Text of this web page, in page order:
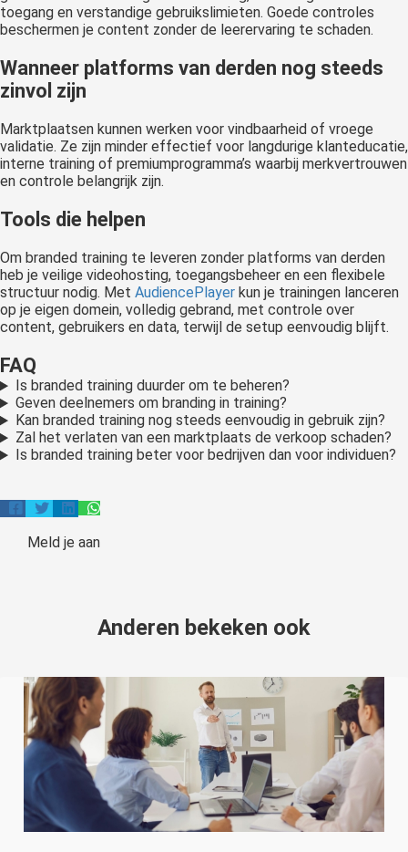
toegang en verstandige gebruikslimieten. Goede controles
beschermen je content zonder de leerervaring te schaden.
Wanneer platforms van derden nog steeds
zinvol zijn
Marktplaatsen kunnen werken voor vindbaarheid of vroege
validatie. Ze zijn minder effectief voor langdurige klanteducatie,
interne training of premiumprogramma’s waarbij merkvertrouwen
en controle belangrijk zijn.
Tools die helpen
Om branded training te leveren zonder platforms van derden
heb je veilige videohosting, toegangsbeheer en een flexibele
structuur nodig. Met AudiencePlayer kun je trainingen lanceren
op je eigen domein, volledig gebrand, met controle over
content, gebruikers en data, terwijl de setup eenvoudig blijft.
FAQ
Is branded training duurder om te beheren?
Geven deelnemers om branding in training?
Kan branded training nog steeds eenvoudig in gebruik zijn?
Zal het verlaten van een marktplaats de verkoop schaden?
Is branded training beter voor bedrijven dan voor individuen?
Meld je aan
Anderen bekeken ook